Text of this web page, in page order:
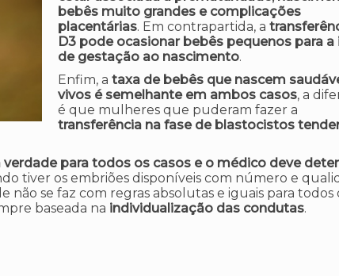
bebês muito grandes e complicações
placentárias. Em contrapartida, a
D3 pode ocasionar bebês pequenos para a
de gestação ao nascimento.
Enfim, a taxa de bebês que nascem
vivos é semelhante em ambos casos, a
é que mulheres que puderam fazer a
transferência na fase de blastocistos
verdade para todos os casos e o médico deve
tiver os embriões disponíveis com número e
se faz com regras absolutas e iguais para todos
baseada na individualização das condutas.